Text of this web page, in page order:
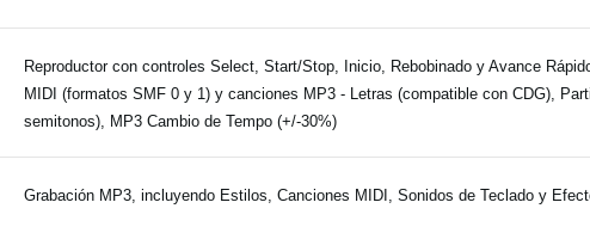
Reproductor con controles Select, Start/Stop, Inicio, Rebobinado y Avance
MIDI (formatos SMF 0 y 1) y canciones MP3 - Letras (compatible con CDG),
semitonos), MP3 Cambio de Tempo (+/-30%)
Grabación MP3, incluyendo Estilos, Canciones MIDI, Sonidos de Teclado y